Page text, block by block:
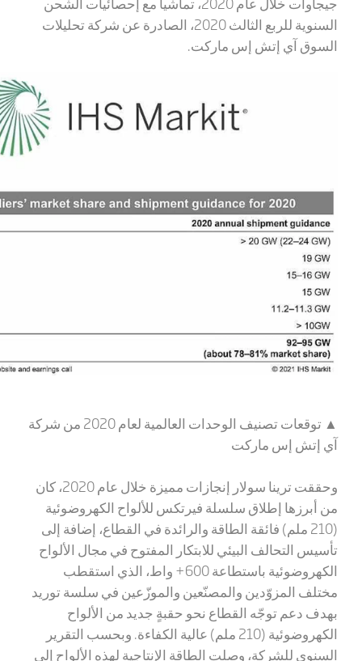
السنوية للربع الثالث 2020، الصادرة عن شركة تحليلات
السوق آي إتش إس ماركت.
▲
توقعات تصنيف الوحدات العالمية لعام 2020 من شركة
آي إتش إس ماركت
وحققت ترينا سولار إنجازات مميزة خلال عام 2020، كان
من أبرزها إطلاق سلسلة فيرتكس للألواح الكهروضوئية
(210 ملم) فائقة الطاقة والرائدة في القطاع، إضافة إلى
تأسيس التحالف البيئي للابتكار المفتوح في مجال الألواح
الكهروضوئية باستطاعة 600+ واط، الذي استقطب
مختلف المزوّدين والمصنّعين والموزّعين في سلسة توريد
بهدف دعم توجّه القطاع نحو حقبةٍ جديد من الألواح
الكهروضوئية (210 ملم) عالية الكفاءة. وبحسب التقرير
السنوي للشركة، وصلت الطاقة الإنتاجية لهذه الألواح إلى